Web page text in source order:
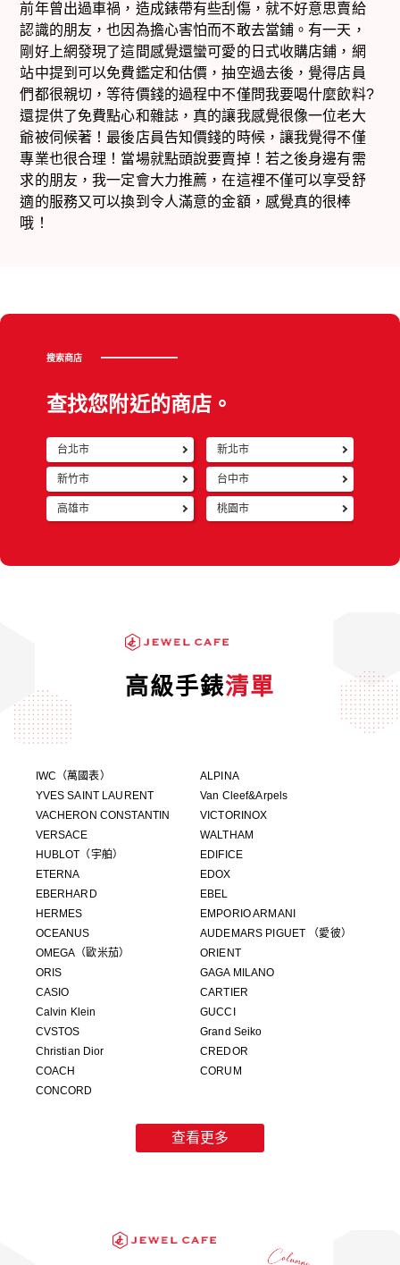
前年曾出過車禍，造成錶帶有些刮傷，就不好意思賣給
認識的朋友，也因為擔心害怕而不敢去當鋪。有一天，
剛好上網發現了這間感覺還蠻可愛的日式收購店鋪，網
站中提到可以免費鑑定和估價，抽空過去後，覺得店員
們都很親切，等待價錢的過程中不僅問我要喝什麼飲料?
還提供了免費點心和雜誌，真的讓我感覺很像一位老大
爺被伺候著！最後店員告知價錢的時候，讓我覺得不僅
專業也很合理！當場就點頭說要賣掉！若之後身邊有需
求的朋友，我一定會大力推薦，在這裡不僅可以享受舒
適的服務又可以換到令人滿意的金額，感覺真的很棒
哦！
搜索商店
查找您附近的商店。
台北市 新北市
新竹市 台中市
高雄市 桃園市
高級手錶清單
IWC（萬國表）
ALPINA
YVES SAINT LAURENT
Van Cleef&Arpels
VACHERON CONSTANTIN
VICTORINOX
VERSACE
WALTHAM
HUBLOT（宇舶）
EDIFICE
ETERNA
EDOX
EBERHARD
EBEL
HERMES
EMPORIO ARMANI
OCEANUS
AUDEMARS PIGUET （愛彼）
OMEGA（歐米茄）
ORIENT
ORIS
GAGA MILANO
CASIO
CARTIER
Calvin Klein
GUCCI
CVSTOS
Grand Seiko
Christian Dior
CREDOR
COACH
CORUM
CONCORD
查看更多